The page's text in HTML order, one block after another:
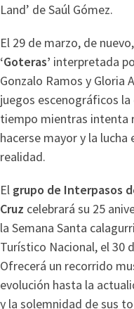
Land’ de Saúl Gómez.
El 29 de marzo, de
‘Goteras’ interpretada
Gonzalo Ramos y Gloria
juegos escenográficos
tiempo mientras intenta
hacerse mayor y la
realidad.
El grupo de Interpasos
Cruz celebrará su 25
la Semana Santa
Turístico Nacional, el 30
Ofrecerá un recorrido
evolución hasta la
y la solemnidad de sus